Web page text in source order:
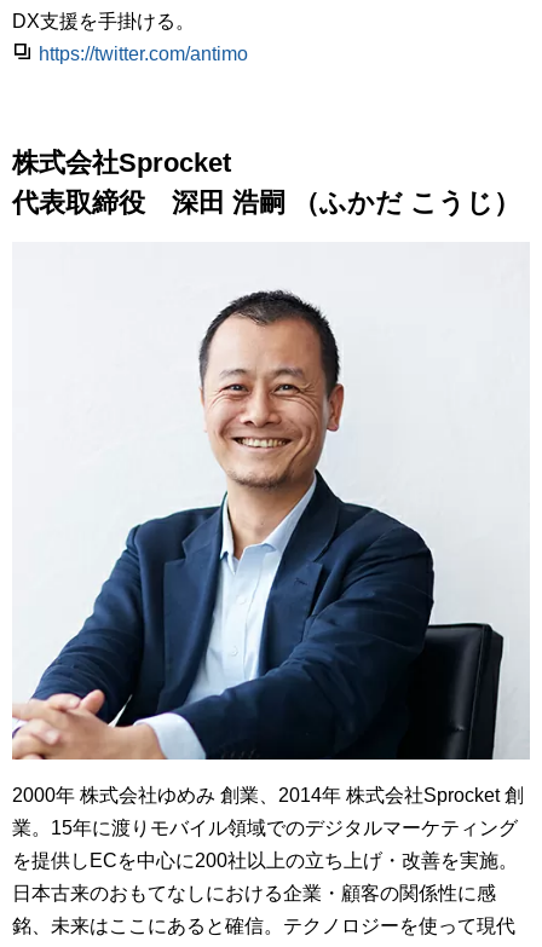
DX支援を手掛ける。
https://twitter.com/antimo
株式会社Sprocket
代表取締役 深田 浩嗣 （ふかだ こうじ）
2000年 株式会社ゆめみ 創業、2014年 株式会社Sprocket 創
業。15年に渡りモバイル領域でのデジタルマーケティング
を提供しECを中心に200社以上の立ち上げ・改善を実施。
日本古来のおもてなしにおける企業・顧客の関係性に感
銘、未来はここにあると確信。テクノロジーを使って現代